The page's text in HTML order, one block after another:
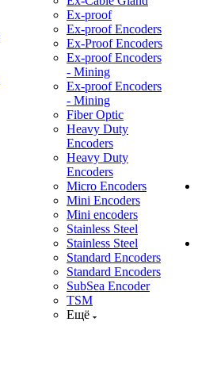
Ex-proof
Ex-proof Encoders
Ex-Proof Encoders
Ex-proof Encoders
- Mining
Ex-proof Encoders
- Mining
Fiber Optic
Heavy Duty
Encoders
Heavy Duty
Encoders
Micro Encoders
Mini Encoders
Mini encoders
Stainless Steel
Stainless Steel
Standard Encoders
Standard Encoders
SubSea Encoder
TSM
Ещё